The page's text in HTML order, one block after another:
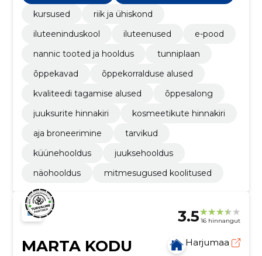
kursused
riik ja ühiskond
iluteeninduskool
iluteenused
e-pood
nannic tooted ja hooldus
tunniplaan
õppekavad
õppekorralduse alused
kvaliteedi tagamise alused
õppesalong
juuksurite hinnakiri
kosmeetikute hinnakiri
aja broneerimine
tarvikud
küünehooldus
juuksehooldus
näohooldus
mitmesugused koolitused
3.5 16 hinnangut
MARTA KODU
Harjumaa